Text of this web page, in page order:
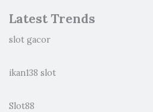
Latest Trends
slot gacor
ikan138 slot
Slot88